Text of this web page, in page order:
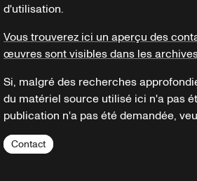
d'utilisation.
Vous trouverez ici un aperçu des
œuvres sont visibles dans les
Si, malgré des recherches
du matériel source utilisé ici n'a pas
publication n'a pas été demandée,
Contact